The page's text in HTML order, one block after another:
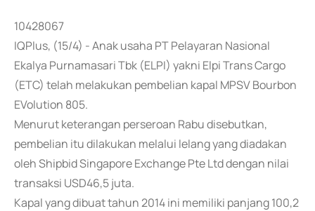
10428067
IQPlus, (15/4) - Anak usaha PT Pelayaran Nasional
Ekalya Purnamasari Tbk (ELPI) yakni Elpi Trans Cargo
(ETC) telah melakukan pembelian kapal MPSV Bourbon
EVolution 805.
Menurut keterangan perseroan Rabu disebutkan,
pembelian itu dilakukan melalui lelang yang diadakan
oleh Shipbid Singapore Exchange Pte Ltd dengan nilai
transaksi USD46,5 juta.
Kapal yang dibuat tahun 2014 ini memiliki panjang 100,2